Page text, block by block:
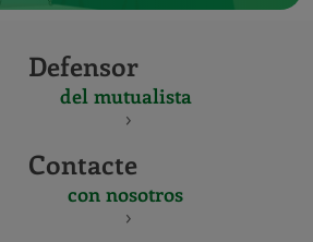
Defensor
del mutualista
Contacte
con nosotros